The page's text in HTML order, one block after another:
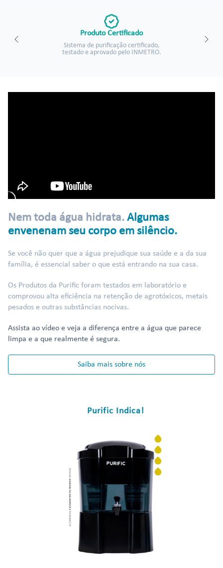
Produto Certificado
Sistema de purificação certificado,
testado e aprovado pelo INMETRO.
Nem toda água hidrata. Algumas
envenenam seu corpo em silêncio.
Se você não quer que a água prejudique sua saúde e a da sua
família, é essencial saber o que está entrando na sua casa.
Os Produtos da Purific foram testados em laboratório e
comprovou alta eficiência na retenção de agrotóxicos, metais
pesados e outras substâncias nocivas.
Assista ao vídeo e veja a diferença entre a água que parece
limpa e a que realmente é segura.
Saiba mais sobre nós
Purific Indica!